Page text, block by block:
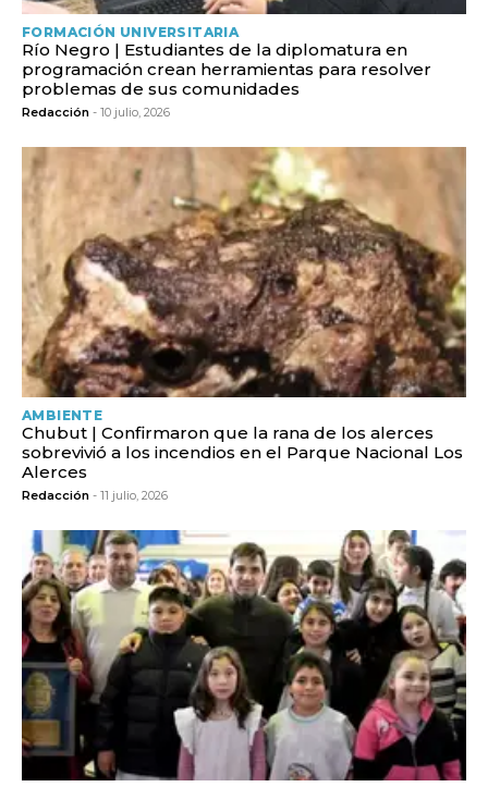
FORMACIÓN UNIVERSITARIA
Río Negro | Estudiantes de la diplomatura en
programación crean herramientas para resolver
problemas de sus comunidades
Redacción - 10 julio, 2026
AMBIENTE
Chubut | Confirmaron que la rana de los alerces
sobrevivió a los incendios en el Parque Nacional Los
Alerces
Redacción - 11 julio, 2026